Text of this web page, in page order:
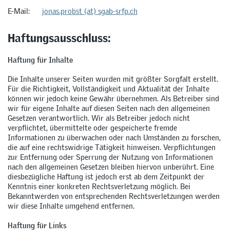
E-Mail: jonas.probst (at) sgab-srfp.ch
Haftungsausschluss:
Haftung für Inhalte
Die Inhalte unserer Seiten wurden mit größter Sorgfalt erstellt.
Für die Richtigkeit, Vollständigkeit und Aktualität der Inhalte
können wir jedoch keine Gewähr übernehmen. Als Betreiber sind
wir für eigene Inhalte auf diesen Seiten nach den allgemeinen
Gesetzen verantwortlich. Wir als Betreiber jedoch nicht
verpflichtet, übermittelte oder gespeicherte fremde
Informationen zu überwachen oder nach Umständen zu forschen,
die auf eine rechtswidrige Tätigkeit hinweisen. Verpflichtungen
zur Entfernung oder Sperrung der Nutzung von Informationen
nach den allgemeinen Gesetzen bleiben hiervon unberührt. Eine
diesbezügliche Haftung ist jedoch erst ab dem Zeitpunkt der
Kenntnis einer konkreten Rechtsverletzung möglich. Bei
Bekanntwerden von entsprechenden Rechtsverletzungen werden
wir diese Inhalte umgehend entfernen.
Haftung für Links